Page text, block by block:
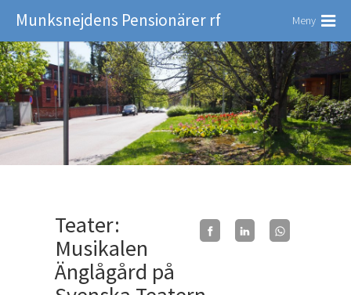
Munksnejdens Pensionärer rf Meny
Teater:
Musikalen
Änglågård på